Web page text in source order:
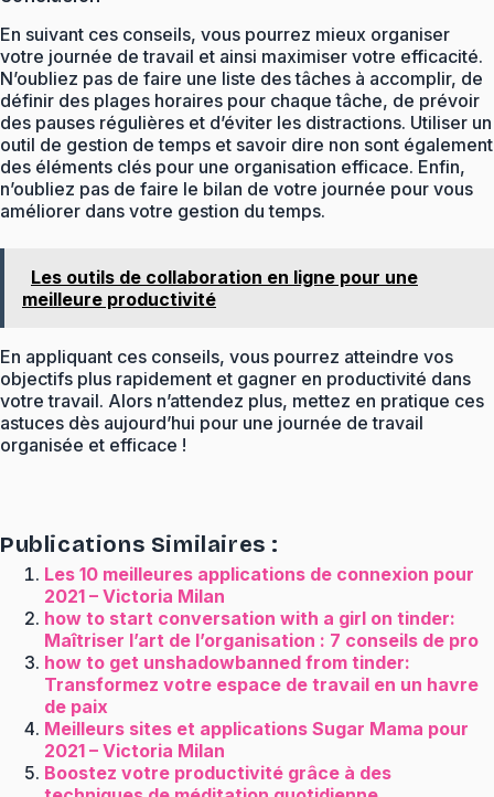
En suivant ces conseils, vous pourrez mieux organiser
votre journée de travail et ainsi maximiser votre efficacité.
N’oubliez pas de faire une liste des tâches à accomplir, de
définir des plages horaires pour chaque tâche, de prévoir
des pauses régulières et d’éviter les distractions. Utiliser un
outil de gestion de temps et savoir dire non sont également
des éléments clés pour une organisation efficace. Enfin,
n’oubliez pas de faire le bilan de votre journée pour vous
améliorer dans votre gestion du temps.
Les outils de collaboration en ligne pour une
meilleure productivité
En appliquant ces conseils, vous pourrez atteindre vos
objectifs plus rapidement et gagner en productivité dans
votre travail. Alors n’attendez plus, mettez en pratique ces
astuces dès aujourd’hui pour une journée de travail
organisée et efficace !
Publications Similaires :
Les 10 meilleures applications de connexion pour
2021 – Victoria Milan
how to start conversation with a girl on tinder:
Maîtriser l’art de l’organisation : 7 conseils de pro
how to get unshadowbanned from tinder:
Transformez votre espace de travail en un havre
de paix
Meilleurs sites et applications Sugar Mama pour
2021 – Victoria Milan
Boostez votre productivité grâce à des